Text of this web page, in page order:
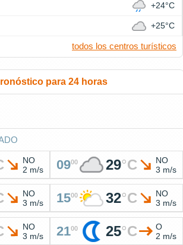
+24°C
+25°C
todos los centros turísticos
para 24 horas
NO
2 m/s
0900 29°C
NO
3 m/s
NO
3 m/s
1500 32°C
NO
3 m/s
NO
3 m/s
2100 25°C
O
2 m/s